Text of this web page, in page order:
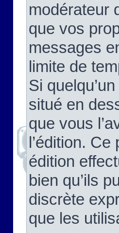
modérateur
que vos
messages
limite de
Si
situé en
que vous
l’édition. Ce
édition
bien qu’ils
discrète
que les